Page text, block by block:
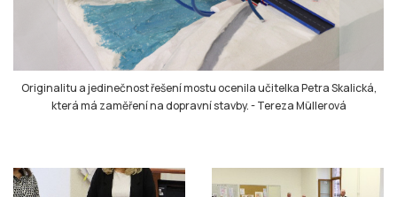
Originalitu a jedinečnost řešení mostu ocenila učitelka Petra Skalická,
která má zaměření na dopravní stavby.-Tereza Müllerová